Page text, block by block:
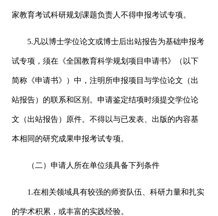
家教育考试科研规划课题负责人不得申报考试专项。
5.凡以博士学位论文或博士后出站报告为基础申报考
试专项，须在《全国教育科学规划项目申请书》（以下
简称《申请书》）中，注明所申报项目与学位论文（出
站报告）的联系和区别。申请鉴定结项时须提交学位论
文（出站报告）原件。不得以与已发表、出版的内容基
本相同的研究成果申报考试专项。
（二）申请人所在单位须具备下列条件
1.在相关领域具有较强的师资队伍、科研力量和扎实
的学术积累，或丰富的实践经验。